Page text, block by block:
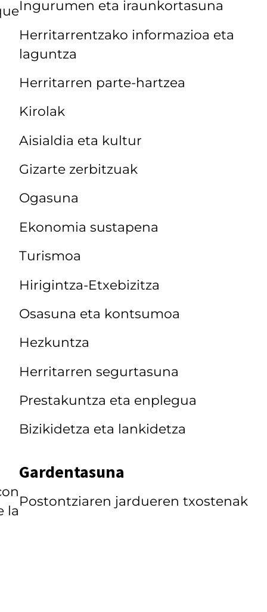
la
Ingurumen eta iraunkortasuna
Herritarrentzako informazioa eta
laguntza
Herritarren parte-hartzea
Kirolak
Aisialdia eta kultur
Gizarte zerbitzuak
Ogasuna
Ekonomia sustapena
Turismoa
Hirigintza-Etxebizitza
Osasuna eta kontsumoa
Hezkuntza
Herritarren segurtasuna
Prestakuntza eta enplegua
Bizikidetza eta lankidetza
Gardentasuna
Postontziaren jardueren txostenak